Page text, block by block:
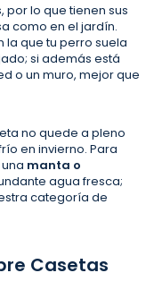
por lo que tienen sus
como en el jardín.
la que tu perro suela
si además está
o un muro, mejor que
no quede a pleno
en invierno. Para
manta o
agua fresca;
categoría de
Casetas